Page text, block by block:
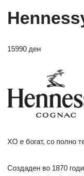
15990 ден
XO е богат, со полно
Создаден во 1870